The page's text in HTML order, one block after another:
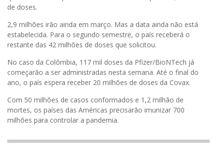
de doses.
2,9 milhões irão ainda em março. Mas a data ainda não está
estabelecida. Para o segundo semestre, o país receberá o
restante das 42 milhões de doses que solicitou.
No caso da Colômbia, 117 mil doses da Pfizer/BioNTech já
começarão a ser administradas nesta semana. Até o final do
ano, o país espera receber 20 milhões de doses da Covax.
Com 50 milhões de casos conformados e 1,2 milhão de
mortes, os países das Américas precisarão imunizar 700
milhões para controlar a pandemia.